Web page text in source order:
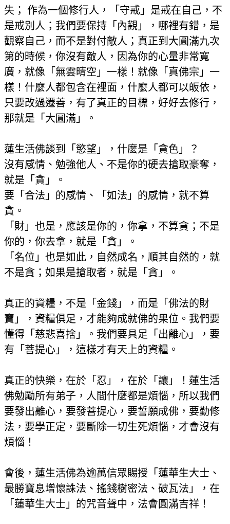
失； 作為一個修行人，「守戒」是戒在自己，不
是戒別人；我們要保持「內觀」，哪裡有錯，是
觀察自己，而不是對付敵人；真正到大圓滿九次
第的時候，你沒有敵人，因為你的心量非常寬
廣，就像「無雲晴空」一樣！就像「真佛宗」一
樣！什麼人都包含在裡面，什麼人都可以皈依，
只要改過遷善，有了真正的目標，好好去修行，
那就是「大圓滿」。
蓮生活佛談到「慾望」，什麼是「貪色」？
沒有感情、勉強他人、不是你的硬去搶取豪奪，
就是「貪」。
要「合法」的感情、「如法」的感情，就不算
貪。
「財」也是，應該是你的，你拿，不算貪；不是
你的，你去拿，就是「貪」。
「名位」也是如此，自然成名，順其自然的，就
不是貪；如果是搶取者，就是「貪」。
真正的資糧，不是「金錢」，而是「佛法的財
寶」，資糧俱足，才能夠成就佛的果位。我們要
懂得「慈悲喜捨」。我們要具足「出離心」，要
有「菩提心」，這樣才有天上的資糧。
真正的快樂，在於「忍」，在於「讓」！蓮生活
佛勉勵所有弟子，人間什麼都是煩惱，所以我們
要發出離心，要發菩提心，要誓願成佛，要勤修
法，要學正定，要斷除一切生死煩惱，才會沒有
煩惱！
會後，蓮生活佛為逾萬信眾賜授「蓮華生大士、
最勝寶息增懷誅法、搖錢樹密法、破瓦法」，在
「蓮華生大士」的咒音聲中，法會圓滿吉祥！